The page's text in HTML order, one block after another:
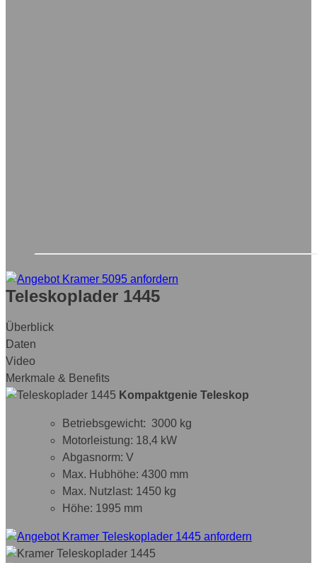
Teleskoplader 1445
Überblick
Daten
Video
Merkmale & Benefits
Kompaktgenie Teleskop
Betriebsgewicht: 3000 kg
Motorleistung: 18,4 kW
Abgasnorm: V
Max. Hubhöhe: 4300 mm
Max. Nutzlast: 1450 kg
Höhe: 1995 mm